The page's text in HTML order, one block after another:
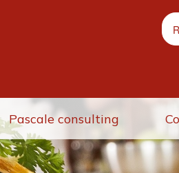
Pascale consulting